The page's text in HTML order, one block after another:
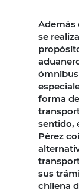
Además
se
forma
sentido,
Pérez
sus
chilena